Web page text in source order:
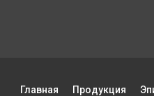
Главная Продукция